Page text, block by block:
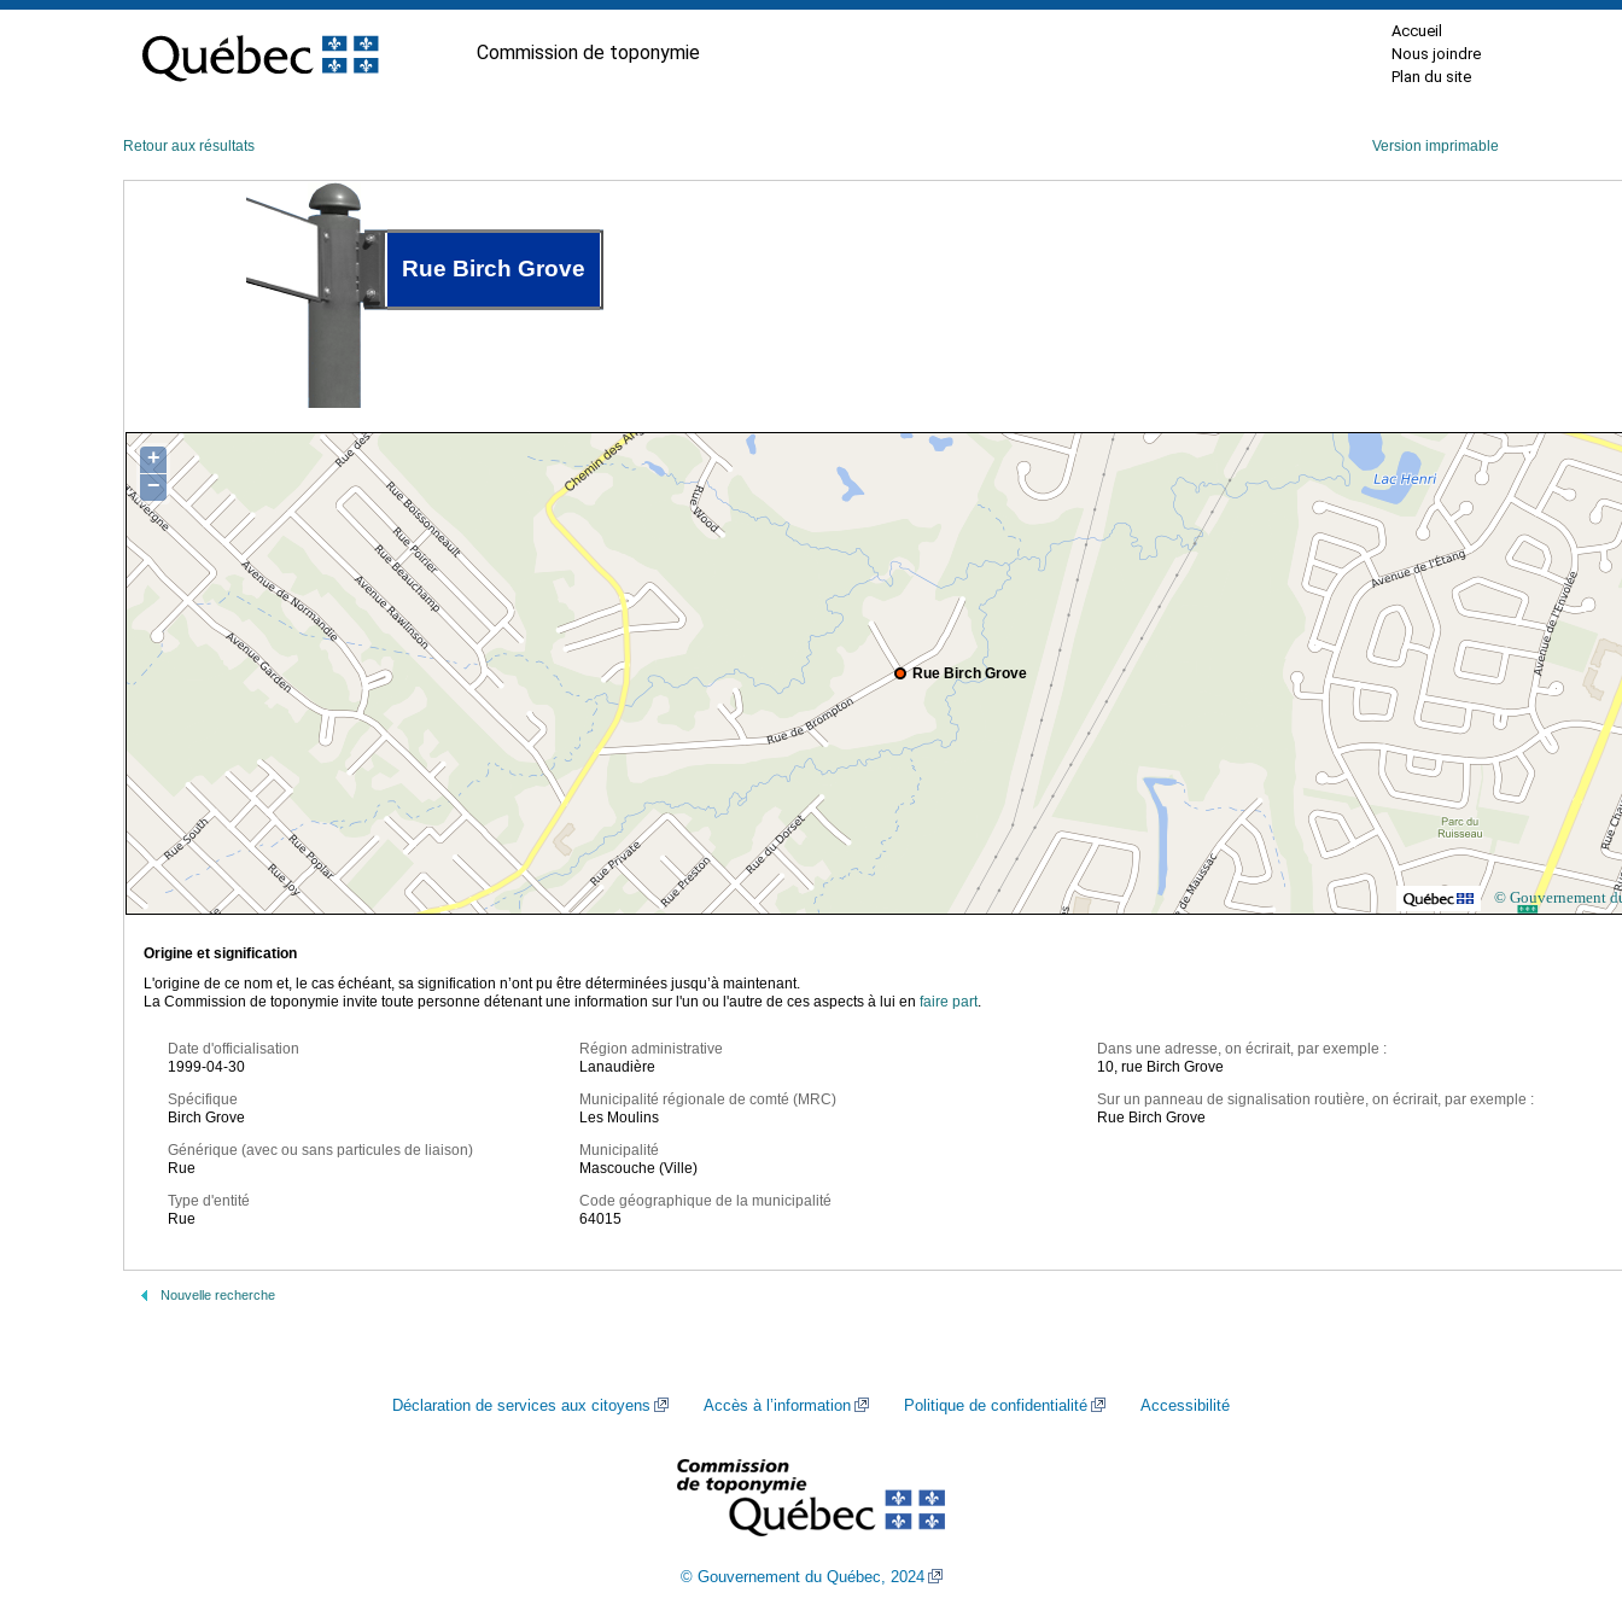
contenu
Commission de toponymie
Accueil
Nous joindre
Plan du site
Retour aux résultats Version imprimable
Rue Birch Grove
Rue Birch Grove
+
−
© Gouvernement
Origine et signification
L'origine de ce nom et, le cas échéant, sa signification n’ont pu être déterminées jusqu’à maintenant.
La Commission de toponymie invite toute personne détenant une information sur l'un ou l'autre de ces aspects à lui en faire part.
Date d'officialisation
1999-04-30
Spécifique
Birch Grove
Générique (avec ou sans particules de liaison)
Rue
Type d'entité
Rue
Région administrative
Lanaudière
Municipalité régionale de comté (MRC)
Les Moulins
Municipalité
Mascouche (Ville)
Code géographique de la municipalité
64015
Dans une adresse, on écrirait, par exemple :
10, rue Birch Grove
Sur un panneau de signalisation routière, on écrirait, par exemple :
Rue Birch Grove
Nouvelle recherche
Déclaration de services aux citoyens Accès à l’information Politique de confidentialité Accessibilité
© Gouvernement du Québec, 2024